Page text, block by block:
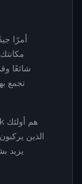
شائعًا
تجمع
الذين
يزيد